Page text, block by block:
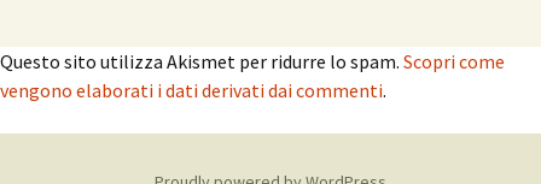
Questo sito utilizza Akismet per ridurre lo spam. Scopri come
vengono elaborati i dati derivati dai commenti.